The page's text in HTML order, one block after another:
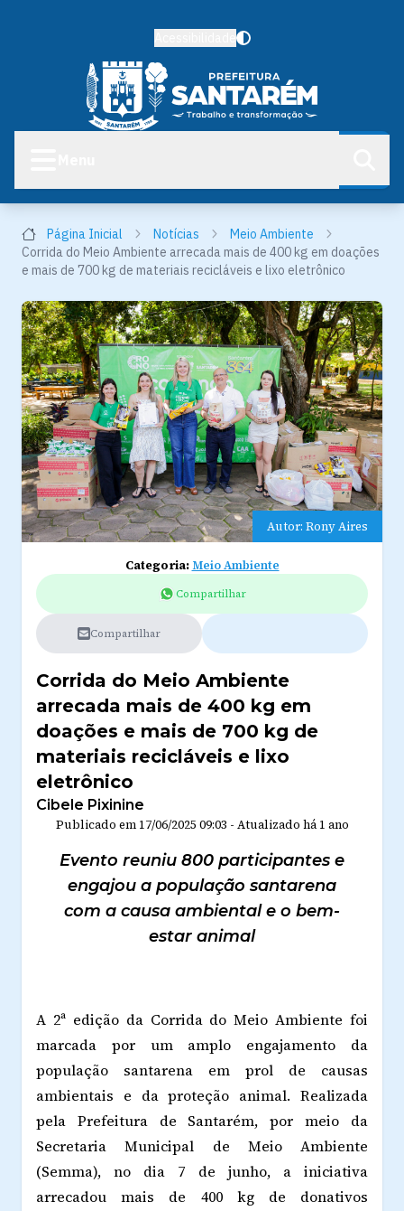
Página Inicial Notícias
Meio Ambiente
Corrida do Meio Ambiente arrecada mais de 400 kg em doações
e mais de 700 kg de materiais recicláveis e lixo eletrônico
Autor: Rony Aires
Categoria:Meio Ambiente
Compartilhar
Compartilhar
Corrida do Meio Ambiente
arrecada mais de 400 kg em
doações e mais de 700 kg de
materiais recicláveis e lixo
eletrônico
Cibele Pixinine
Publicado em 17/06/2025 09:03 - Atualizado há 1 ano
Evento reuniu 800 participantes e
engajou a população santarena
com a causa ambiental e o bem-
estar animal
A 2ª edição da Corrida do Meio Ambiente foi
marcada por um amplo engajamento da
população santarena em prol de causas
ambientais e da proteção animal. Realizada
pela Prefeitura de Santarém, por meio da
Secretaria Municipal de Meio Ambiente
(Semma), no dia 7 de junho, a iniciativa
arrecadou mais de 400 kg de donativos